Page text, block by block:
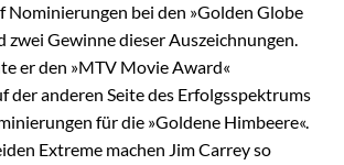
Nominierungen bei den »Golden Globe
zwei Gewinne dieser Auszeichnungen.
er den »MTV Movie Award«
der anderen Seite des Erfolgsspektrums
für die »Goldene Himbeere«.
Extreme machen Jim Carrey so